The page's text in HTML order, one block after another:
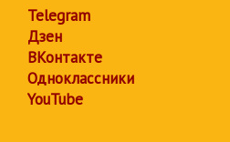
Telegram
Дзен
ВКонтакте
Одноклассники
YouTube